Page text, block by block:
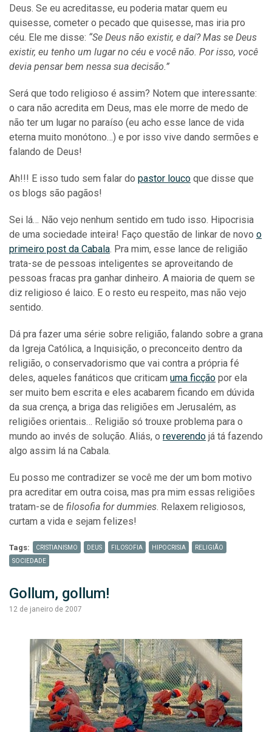
Deus. Se eu acreditasse, eu poderia matar quem eu
quisesse, cometer o pecado que quisesse, mas iria pro
céu. Ele me disse: “Se Deus não existir, e daí? Mas se Deus
existir, eu tenho um lugar no céu e você não. Por isso, você
devia pensar bem nessa sua decisão.”
Será que todo religioso é assim? Notem que interessante:
o cara não acredita em Deus, mas ele morre de medo de
não ter um lugar no paraíso (eu acho esse lance de vida
eterna muito monótono…) e por isso vive dando sermões e
falando de Deus!
Ah!!! E isso tudo sem falar do pastor louco que disse que
os blogs são pagãos!
Sei lá… Não vejo nenhum sentido em tudo isso. Hipocrisia
de uma sociedade inteira! Faço questão de linkar de novo o
primeiro post da Cabala. Pra mim, esse lance de religião
trata-se de pessoas inteligentes se aproveitando de
pessoas fracas pra ganhar dinheiro. A maioria de quem se
diz religioso é laico. E o resto eu respeito, mas não vejo
sentido.
Dá pra fazer uma série sobre religião, falando sobre a grana
da Igreja Católica, a Inquisição, o preconceito dentro da
religião, o conservadorismo que vai contra a própria fé
deles, aqueles fanáticos que criticam uma ficção por ela
ser muito bem escrita e eles acabarem ficando em dúvida
da sua crença, a briga das religiões em Jerusalém, as
religiões orientais… Religião só trouxe problema para o
mundo ao invés de solução. Aliás, o reverendo já tá fazendo
algo assim lá na Cabala.
Eu posso me contradizer se você me der um bom motivo
pra acreditar em outra coisa, mas pra mim essas religiões
tratam-se de filosofia for dummies. Relaxem religiosos,
curtam a vida e sejam felizes!
Tags: CRISTIANISMO DEUS FILOSOFIA HIPOCRISIA
RELIGIÃO
SOCIEDADE
Gollum, gollum!
12 de janeiro de 2007